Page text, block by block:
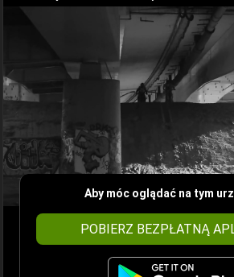
Aby móc oglądać na tym
POBIERZ BEZPŁATNĄ